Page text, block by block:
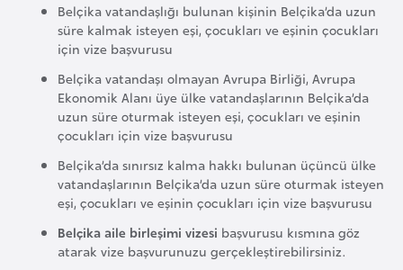
Belçika vatandaşlığı bulunan kişinin Belçika’da uzun
süre kalmak isteyen eşi, çocukları ve eşinin çocukları
için vize başvurusu
Belçika vatandaşı olmayan Avrupa Birliği, Avrupa
Ekonomik Alanı üye ülke vatandaşlarının Belçika’da
uzun süre oturmak isteyen eşi, çocukları ve eşinin
çocukları için vize başvurusu
Belçika’da sınırsız kalma hakkı bulunan üçüncü ülke
vatandaşlarının Belçika’da uzun süre oturmak isteyen
eşi, çocukları ve eşinin çocukları için vize başvurusu
Belçika aile birleşimi vizesi başvurusu kısmına göz
atarak vize başvurunuzu gerçekleştirebilirsiniz.
m